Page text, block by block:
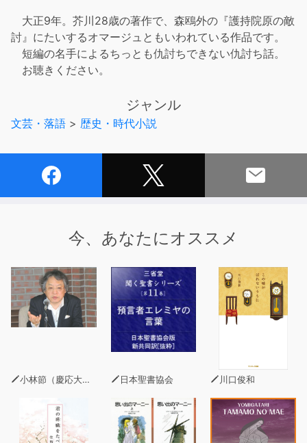
大正9年。芥川28歳の著作で、森鴎外の『護持院原の敵
討』にたいするオマージュともいわれている作品です。
短編の名手によるちっとも仇討ちできない仇討ち話。
お聴きください。
ジャンル
文芸・落語 > 歴史・時代小説
今、あなたにオススメ
小林節（慶応大学法学部教授・弁護士） 日本聖書協会 川口俊和